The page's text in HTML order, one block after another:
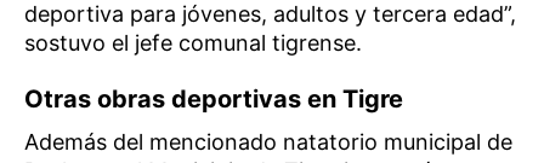
deportiva para jóvenes, adultos y tercera edad”,
sostuvo el jefe comunal tigrense.
Otras obras deportivas en Tigre
Además del mencionado natatorio municipal de